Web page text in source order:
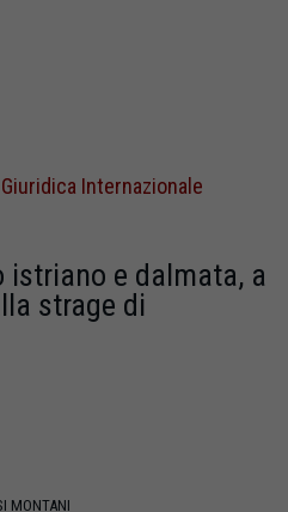
Internazionale
istriano e dalmata, a
strage di
MONTANI